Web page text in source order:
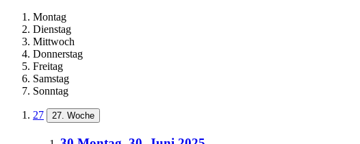
Montag
Dienstag
Mittwoch
Donnerstag
Freitag
Samstag
Sonntag
27 27. Woche